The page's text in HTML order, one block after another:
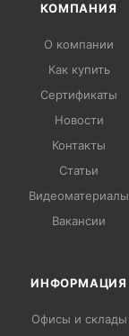
КОМПАНИЯ
О компании
Как купить
Сертификаты
Новости
Контакты
Статьи
Видеоматериалы
Вакансии
ИНФОРМАЦИЯ
Офисы и склады